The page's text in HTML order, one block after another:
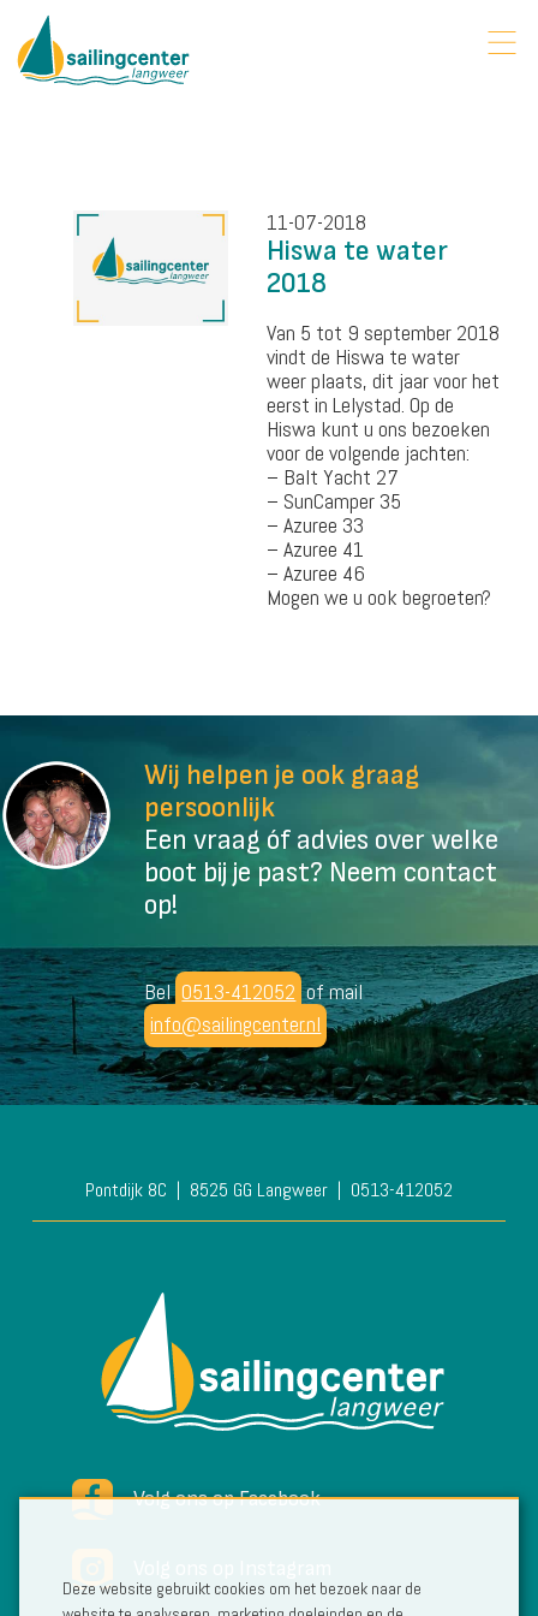
11-07-2018
Hiswa te water
2018
Van 5 tot 9 september 2018
vindt de Hiswa te water
weer plaats, dit jaar voor het
eerst in Lelystad. Op de
Hiswa kunt u ons bezoeken
voor de volgende jachten:
– Balt Yacht 27
– SunCamper 35
– Azuree 33
– Azuree 41
– Azuree 46
Mogen we u ook begroeten?
Wij helpen je ook graag
persoonlijk
Een vraag óf advies over welke
boot bij je past? Neem contact
op!
Bel 0513-412052 of mail
info@sailingcenter.nl
Pontdijk 8C 8525 GG Langweer 0513-412052
Volg ons op Facebook
Deze website gebruikt cookies om het bezoek naar de